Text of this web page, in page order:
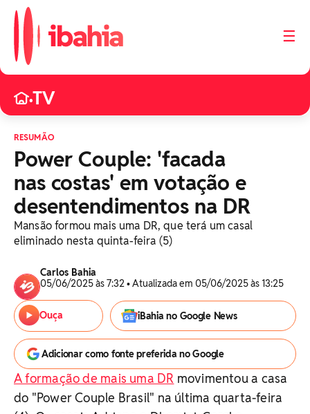
☰
•TV
RESUMÃO
Power Couple: 'facada
nas costas' em votação e
desentendimentos na DR
Mansão formou mais uma DR, que terá um casal
eliminado nesta quinta-feira (5)
Carlos Bahia
05/06/2025 às 7:32 • Atualizada em 05/06/2025 às 13:25
Ouça iBahia no Google News
Adicionar como fonte preferida no Google
A formação de mais uma DR movimentou a casa
do "Power Couple Brasil" na última quarta-feira